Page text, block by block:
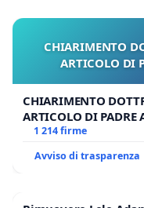
CHIARIMENTO
ARTICOLO DI
CHIARIMENTO
ARTICOLO DI PADRE
1 214 firme
Avviso di trasparenza